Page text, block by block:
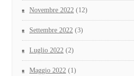
Novembre 2022 (12)
Settembre 2022 (3)
Luglio 2022 (2)
Maggio 2022 (1)